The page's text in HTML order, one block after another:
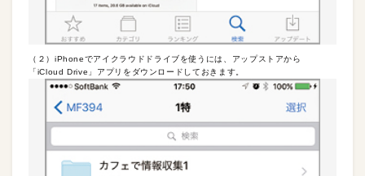
（２）iPhoneでアイクラウドドライブを使うには、アップストアから
「iCloud Drive」アプリをダウンロードしておきます。